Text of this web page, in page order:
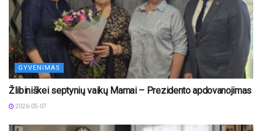
GYVENIMAS
Žlibiniškei septynių vaikų Mamai – Prezidento apdovanojimas
2026-05-07